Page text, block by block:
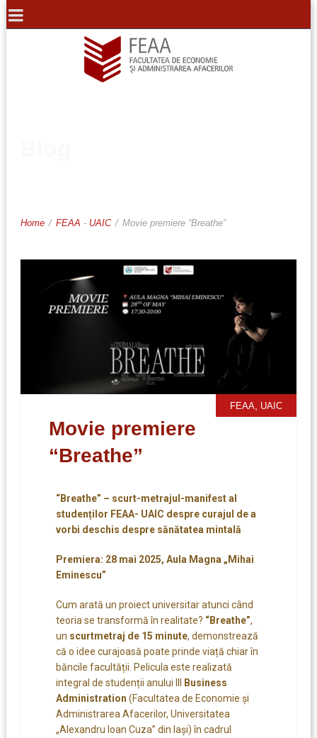
Home / FEAA - UAIC / Movie premiere “Breathe”
FEAA UAIC
Movie premiere
“Breathe”
“Breathe” – scurt-metrajul-manifest al
studenților FEAA- UAIC despre curajul de a
vorbi deschis despre sănătatea mintală
Premiera: 28 mai 2025, Aula Magna „Mihai
Eminescu”
Cum arată un proiect universitar atunci când
teoria se transformă în realitate? “Breathe”,
un scurtmetraj de 15 minute, demonstrează
că o idee curajoasă poate prinde viață chiar în
băncile facultății. Pelicula este realizată
integral de studenții anului III
Business
Administration (Facultatea de Economie și
Administrarea Afacerilor, Universitatea
„Alexandru Ioan Cuza” din Iași) în cadrul